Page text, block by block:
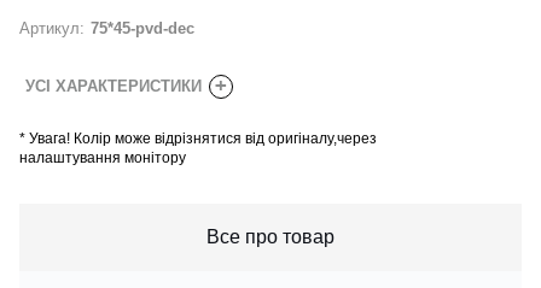
Артикул: 75*45-pvd-dec
УСІ ХАРАКТЕРИСТИКИ +
* Увага! Колір може відрізнятися від оригіналу,через
налаштування монітору
Все про товар